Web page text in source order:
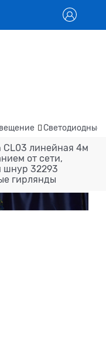
Светодиодные
CL03 линейная 4м
от сети,
шнур 32293
гирлянды